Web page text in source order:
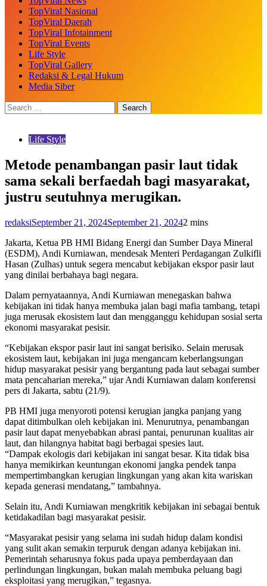
TopViral Nasional
TopViral Daerah
TopViral Infotainment
TopViral Events
Life Style
TopViral Gallery
Redaksi & Legal Hukum
Media Siber
Life Style
Metode penambangan pasir laut tidak
sama sekali berfaedah bagi masyarakat,
justru seutuhnya merugikan.
redaksiSeptember 21, 2024September 21, 20242 mins
Jakarta, Ketua PB HMI Bidang Energi dan Sumber Daya Mineral
(ESDM), Andi Kurniawan, mendesak Menteri Perdagangan Zulkifli
Hasan (Zulhas) untuk segera mencabut kebijakan ekspor pasir laut
yang dinilai berbahaya bagi negara.
Dalam pernyataannya, Andi Kurniawan menegaskan bahwa
kebijakan ini tidak hanya membuka jalan bagi mafia tambang, tetapi
juga merusak ekosistem laut dan mengganggu kehidupan sosial serta
ekonomi masyarakat pesisir.
“Kebijakan ekspor pasir laut ini sangat berisiko. Selain merusak
ekosistem laut, kebijakan ini juga mengancam keberlangsungan
hidup masyarakat pesisir yang bergantung pada laut sebagai sumber
mata pencaharian mereka,” ujar Andi Kurniawan dalam konferensi
pers di Jakarta, sabtu (21/9).
PB HMI juga menyoroti potensi kerugian jangka panjang yang
dapat ditimbulkan oleh kebijakan ini. Menurutnya, penambangan
pasir laut dapat menyebabkan abrasi pantai, penurunan kualitas air
laut, dan hilangnya habitat bagi berbagai spesies laut.
“Dampak ekologis dari kebijakan ini sangat besar. Kita tidak bisa
hanya memikirkan keuntungan ekonomi jangka pendek tanpa
mempertimbangkan kerugian lingkungan yang akan kita wariskan
kepada generasi mendatang,” tambahnya.
Selain itu, Andi Kurniawan mengkritik kebijakan ini sebagai bentuk
ketidakadilan bagi masyarakat pesisir.
“Masyarakat pesisir yang selama ini sudah hidup dalam kondisi
yang sulit akan semakin terpuruk dengan adanya kebijakan ini.
Pemerintah seharusnya fokus pada upaya pemberdayaan dan
perlindungan lingkungan, bukan malah membuka peluang bagi
eksploitasi yang merugikan,” tegasnya.